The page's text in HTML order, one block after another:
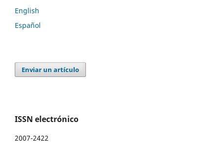
English
Español
Enviar un artículo
ISSN electrónico
2007-2422